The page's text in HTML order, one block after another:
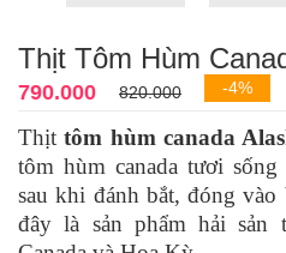
Thịt Tôm Hùm
790.000 820.000 -4%
Thịttôm hùm canada
tôm hùm canada tươi
sau khi đánh bắt, đóng
đây là sản phẩm hải